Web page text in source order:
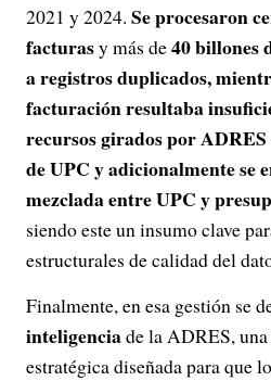
2021 y 2024. Se procesaron
facturasy más de40 billones
a registros duplicados,
facturación resultaba
recursos girados por
de UPC y adicionalmente se
mezclada entre UPC y
siendo este un insumo clave
estructurales de calidad del
Finalmente, en esa gestión se
inteligenciade la ADRES,
estratégica diseñada para que